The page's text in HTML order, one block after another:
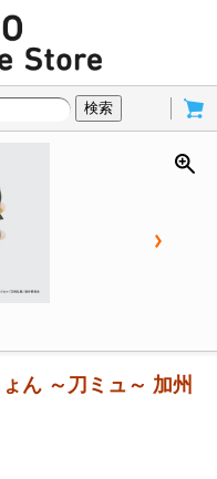
検索
ん ～刀ミュ～ 加州